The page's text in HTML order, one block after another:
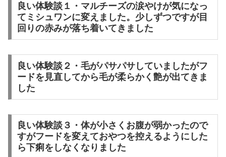
良い体験談１・マルチーズの涙やけが気になっ
てミシュワンに変えました。少しずつですが目
回りの赤みが落ち着いてきました
良い体験談２・毛がパサパサしていましたがフ
ードを見直してから毛が柔らかく艶が出てきま
した
良い体験談３・体が小さくお腹が弱かったので
すがフードを変えておやつを控えるようにした
ら下痢をしなくなりました